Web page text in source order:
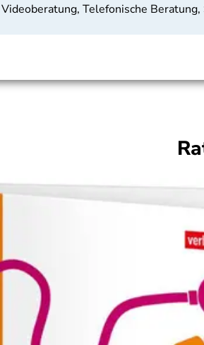
Telefonische